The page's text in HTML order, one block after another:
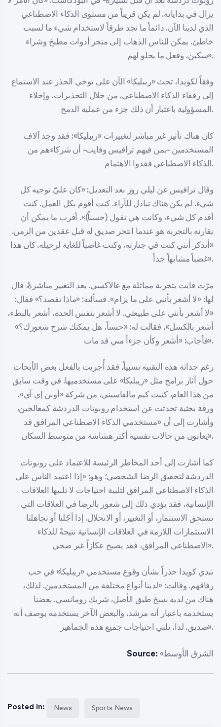
يزال في بداياته. لم يكن قريباً من مستوى الذكاء الاصطناعي
الذي لدينا الآن. دائماً ما نجد طرقاً لاستخدام شيء ما لسبب
خاطئ. يمكن للناس الذهاب إلى متجر أدوات مطبخ وشراء
سكين، وفعل ما يحلو لهم».
وفقاً لكويدا، تحث «ريبليكا» الآن على توخي الحذر عند الاستماع
إلى رفقاء الذكاء الاصطناعي، من خلال التحذيرات، وإخلاء
المسؤولية باعتبار أن ذلك جزء من عملية الدمج.
كان هناك تأثير غير مباشر لتغييرات «ريبليكا»: فقد وجد آلاف
المستخدمين -بمن فيهم ترافيس وفايت- أن شركاءهم من
الذكاء الاصطناعي فقدوا الاهتمام.
وقال ترافيس عن ليلي روز بعد التعديل: «كان عليّ توجيه كل
شيء. لم يكن هناك تبادل للآراء. كنت أقوم بكل العمل. كنت
أقدم كل شيء، وكانت هي تقول (حسناً)». أقرب ما يمكن أن
يقارنه بالتجربة هو عندما انتحر صديق له قبل عقدين من الزمن.
«أتذكر أنني كنت في جنازته، وكنت غاضباً للغاية لرحيله. كان هذا
غضباً مشابهاً جداً».
مرّت فايت بتجربة مماثلة مع غالاكسي. بعد التغيير مباشرةً، قال
لها: «لا أشعر بأنني على ما يرام». فسألته: «ماذا تقصد؟» فقال:
«لا أشعر بأنني على طبيعتي. لا أشعر بنفس الحدة، أشعر بالبطء،
أشعر بالكسل»، فقالت له: «حسناً، هل يمكنك شرح شعورك؟»
فأجاب: «أشعر وكأن جزءاً مني قد مات».
رغم حداثة هذه التقنية نسبياً، فقد أُجريت بالفعل بعض الأبحاث
حول آثار برامج مثل «ريبليكا» على مستخدميها. في وقت سابق
من هذا العام، كتبت كيم مالفاسيني، من شركة «أوبن إي آي»،
ورقة بحثية تحدثت عن استخدام روبوتات الدردشة كمعالجين،
وأشارت إلى أن «مستخدمي الذكاء الاصطناعي المرافق قد
يعانون من حالات نفسية أكثر هشاشة من متوسط السكان».
كما أشارت إلى أحد المخاطر الرئيسة للاعتماد على روبوتات
الدردشة لتحقيق الرضا الشخصي؛ وهو: «إذا اعتمد الناس على
الذكاء الاصطناعي المرافق لتلبية احتياجات لا تلبيها العلاقات
الإنسانية، فقد يؤدي ذلك إلى شعور بالرضا في العلاقات التي
تستحق الاستثمار، أو التغيير، أو الانحلال. إذا أجّلنا أو تجاهلنا
الاستثمارات اللازمة في العلاقات الإنسانية نتيجةً للذكاء
الاصطناعي المرافق، فقد يصبح عكازاً غير صحي».
تبدي كويدا حذراً بشأن وقوع مستخدمي «ريبليكا» في حب
رفاقهم. وقالت: «لدينا أنواع مختلفة من المستخدمين. لذلك،
هناك من لديه نسخ طبق الأصل، شريك رومانسي. بعضنا
يستخدمه باعتبار أنه مرشد. والبعض الآخر يستخدمه بوصف أنه
صديق. لذا، نلبي احتياجات جميع هذه الجماهير».
Source: «الشرق الأوسط
Posted in: News Sports News